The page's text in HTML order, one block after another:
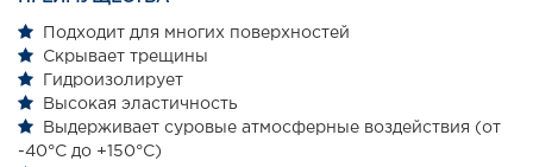
Подходит для многих поверхностей
Скрывает трещины
Гидроизолирует
Высокая эластичность
Выдерживает суровые атмосферные воздействия (от
-40°С до +150°С)